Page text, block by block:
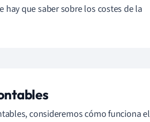
hay que saber sobre los costes de la
consideremos cómo funciona el